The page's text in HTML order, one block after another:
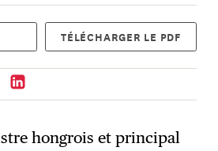
TÉLÉCHARGER LE PDF
hongrois et principal